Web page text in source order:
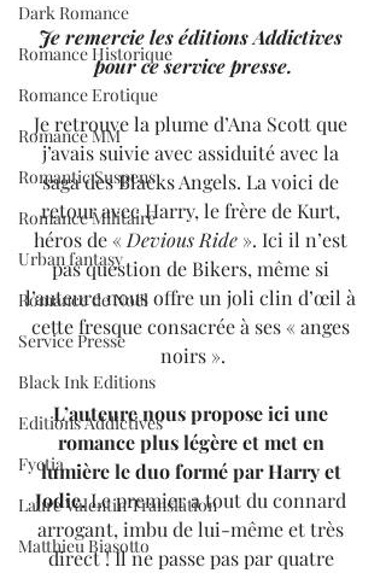
Dark Romance
Romance Historique
Romance Erotique
Romance MM
Romantic Suspens
Romance Militaire
Urban fantasy
Romance de Noël
Service Presse
Black Ink Editions
Editions Addictives
Fyctia
Laure Valentin Translation
Matthieu Biasotto
Je remercie les éditions Addictives
pour ce service presse.
Je retrouve la plume d’Ana Scott que
j’avais suivie avec assiduité avec la
saga des Blacks Angels. La voici de
retour avec Harry, le frère de Kurt,
héros de « Devious Ride ». Ici il n’est
pas question de Bikers, même si
l’auteure nous offre un joli clin d’œil à
cette fresque consacrée à ses « anges
noirs ».
L’auteure nous propose ici une
romance plus légère et met en
lumière le duo formé par Harry et
Jodie. Le premier a tout du connard
arrogant, imbu de lui-même et très
direct ! Il ne passe pas par quatre